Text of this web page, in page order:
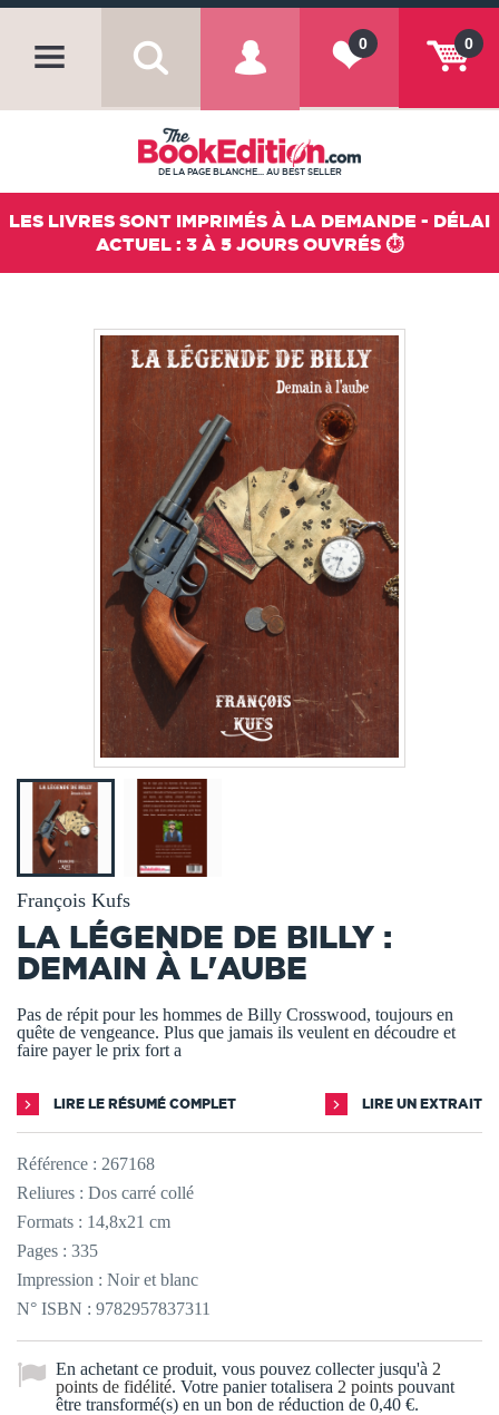
0
0
DE LA PAGE BLANCHE... AU BEST SELLER
LES LIVRES SONT IMPRIMÉS À LA DEMANDE - DÉLAI
ACTUEL : 3 À 5 JOURS OUVRÉS ⏱️
François Kufs
LA LÉGENDE DE BILLY :
DEMAIN À L'AUBE
Pas de répit pour les hommes de Billy Crosswood, toujours en
quête de vengeance. Plus que jamais ils veulent en découdre et
faire payer le prix fort a
LIRE LE RÉSUMÉ COMPLET LIRE UN EXTRAIT
Référence : 267168
Reliures : Dos carré collé
Formats : 14,8x21 cm
Pages : 335
Impression : Noir et blanc
N° ISBN : 9782957837311
En achetant ce produit, vous pouvez collecter jusqu'à 2
points de fidélité. Votre panier totalisera 2 points pouvant
être transformé(s) en un bon de réduction de 0,40 €.